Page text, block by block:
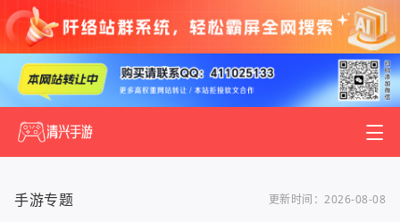
手游专题 更新时间：2026-08-08